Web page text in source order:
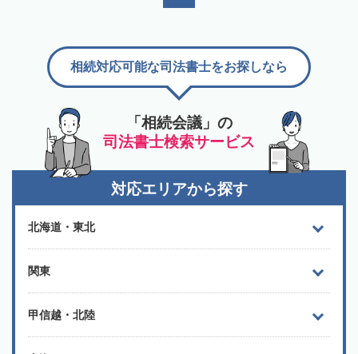
「相続会議」の
司法書士検索サービス
相続対応可能な司法書士をお探しなら
対応エリアから探す
北海道・東北
関東
甲信越・北陸